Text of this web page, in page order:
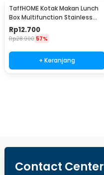
TaffHOME Kotak Makan Lunch
Box Multifunction Stainless
Steel 304 550ml - AC-21
Rp12.700
Rp28.900 57%
+ Keranjang
Contact Center